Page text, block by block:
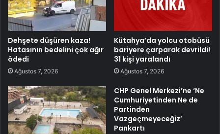
Dehşete düşüren kaza!
Hatasının bedelini çok ağır
ödedi
Ağustos 7, 2026
Kütahya’da yolcu otobüsü
bariyere çarparak devrildi!
31 kişi yaralandı
Ağustos 7, 2026
CHP Genel Merkezi’ne ‘Ne
Cumhuriyetinden Ne de
Partinden
Vazgeçmeyeceğiz’
Pankartı